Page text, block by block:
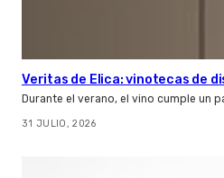
Veritas de Elica: vinotecas de
Durante el verano, el vino cumple un
31 JULIO, 2026